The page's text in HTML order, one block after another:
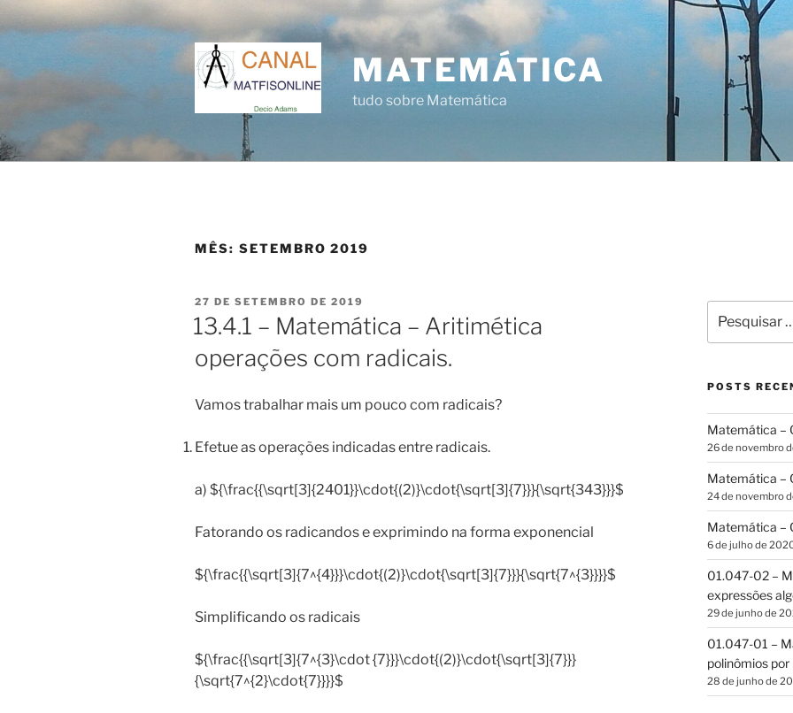
Pular
para
conteúdo
MATEMÁTICA
tudo sobre Matemática
MÊS: SETEMBRO 2019
PUBLICADO
EM
27 DE SETEMBRO DE 2019
13.4.1 – Matemática – Aritimética
operações com radicais.
Vamos trabalhar mais um pouco com radicais?
Efetue as operações indicadas entre radicais.
a) ${\frac{{\sqrt[3]{2401}}\cdot{(2)}\cdot{\sqrt[3]{7}}}{\sqrt{343}}}$
Fatorando os radicandos e exprimindo na forma exponencial
${\frac{{\sqrt[3]{7^{4}}}\cdot{(2)}\cdot{\sqrt[3]{7}}}{\sqrt{7^{3}}}}$
Simplificando os radicais
${\frac{{\sqrt[3]{7^{3}\cdot {7}}}\cdot{(2)}\cdot{\sqrt[3]{7}}}
{\sqrt{7^{2}\cdot{7}}}}$
por:
POSTS
Matemática –
26 de novembro
Matemática –
24 de novembro
Matemática –
6 de julho de
01.047-02 –
expressões
29 de junho de
01.047-01 –
polinômios por
28 de junho de